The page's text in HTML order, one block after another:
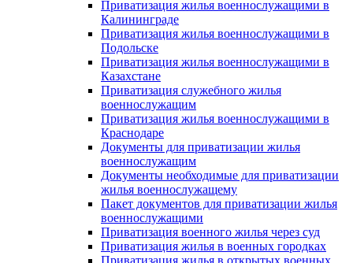
Приватизация жилья военнослужащими в
Калининграде
Приватизация жилья военнослужащими в
Подольске
Приватизация жилья военнослужащими в
Казахстане
Приватизация служебного жилья
военнослужащим
Приватизация жилья военнослужащими в
Краснодаре
Документы для приватизации жилья
военнослужащим
Документы необходимые для приватизации
жилья военнослужащему
Пакет документов для приватизации жилья
военнослужащими
Приватизация военного жилья через суд
Приватизация жилья в военных городках
Приватизация жилья в открытых военных